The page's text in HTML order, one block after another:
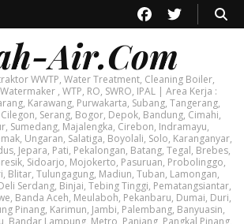
Air.Com
WWTP, Water Treatment, Cleaning Boiler,
, WTP, RO, SWRO, IPAL | Area Kerja :
Karawang, Purwakarta, Subang, Tangerang,
Serang, Bogor, Depok, Bandung, Cimahi,
Sumedang, Majalengka, Cirebon, Indramayu,
Ungaran, Salatiga, Boyolali, Solo, Karanganyar,
Jepara, Pati, Pekalongan, Batang, Tegal, Brebes,
Sidoarjo, Mojokerto, Pasuruan, Probolinggo,
Blitar, Tulungagung, Madiun, Tuban, Lamongan,
Serdang, Binjai, Tebing Tinggi, Pematangsiantar,
Banda Aceh, Meulaboh, Pekanbaru, Dumai, Duri,
Pinang, Karimun, Jambi, Palembang, Banyuasin,
Bandar Lampung, Metro, Panjang, Pangkal Pinang,